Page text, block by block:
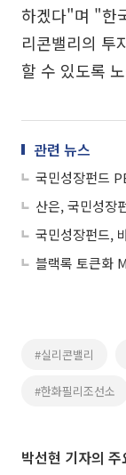
하겠다"며 "한
리콘밸리의 투
할 수 있도록
관련 뉴스
국민성장펀드
블랙록 토큰화
#실리콘밸리
#한화필리조선소
박선현 기자의 주